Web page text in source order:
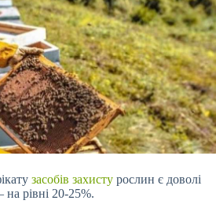
засобів захисту рослин є доволі
рівні 20-25%.